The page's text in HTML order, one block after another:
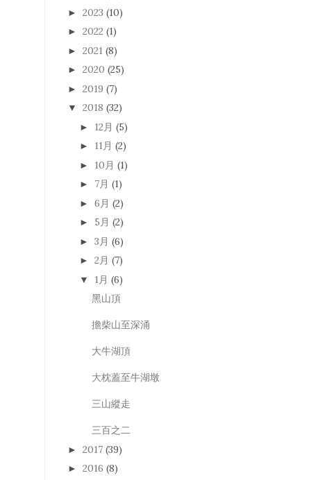
► 2023 (10)
► 2022 (1)
► 2021 (8)
► 2020 (25)
► 2019 (7)
▼ 2018 (32)
► 12月 (5)
► 11月 (2)
► 10月 (1)
► 7月 (1)
► 6月 (2)
► 5月 (2)
► 3月 (6)
► 2月 (7)
▼ 1月 (6)
黑山頂
擔柴山至深涌
大牛湖頂
大枕蓋至牛湖墩
三山縱走
三百之二
► 2017 (39)
► 2016 (8)